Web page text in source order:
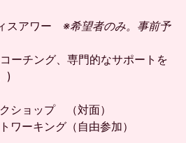
スアワー ※希望者のみ。事前予
ーチング、専門的なサポートを
)
ショップ （対面）
ーキング（自由参加）